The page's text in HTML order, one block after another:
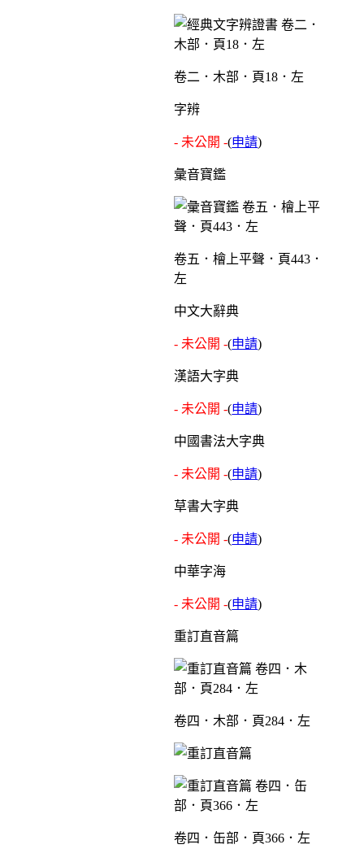
卷二．木部．頁18．左
字辨
- 未公開 -(申請)
彙音寶鑑
卷五．檜上平聲．頁443．
左
中文大辭典
- 未公開 -(申請)
漢語大字典
- 未公開 -(申請)
中國書法大字典
- 未公開 -(申請)
草書大字典
- 未公開 -(申請)
中華字海
- 未公開 -(申請)
重訂直音篇
卷四．木部．頁284．左
卷四．缶部．頁366．左